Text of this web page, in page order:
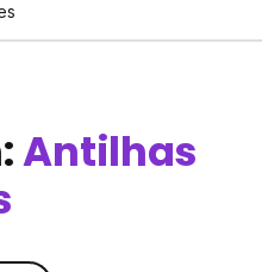
Antilhas